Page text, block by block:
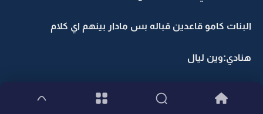
البنات كامو قاعدين قباله بس مادار بينهم اي كلام
هنادي:وين ليال